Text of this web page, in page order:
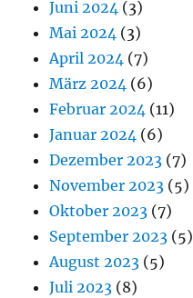
Juni 2024 (3)
Mai 2024 (3)
April 2024 (7)
März 2024 (6)
Februar 2024 (11)
Januar 2024 (6)
Dezember 2023 (7)
November 2023 (5)
Oktober 2023 (7)
September 2023 (5)
August 2023 (5)
Juli 2023 (8)